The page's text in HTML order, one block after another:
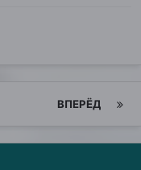
ВПЕРЁД